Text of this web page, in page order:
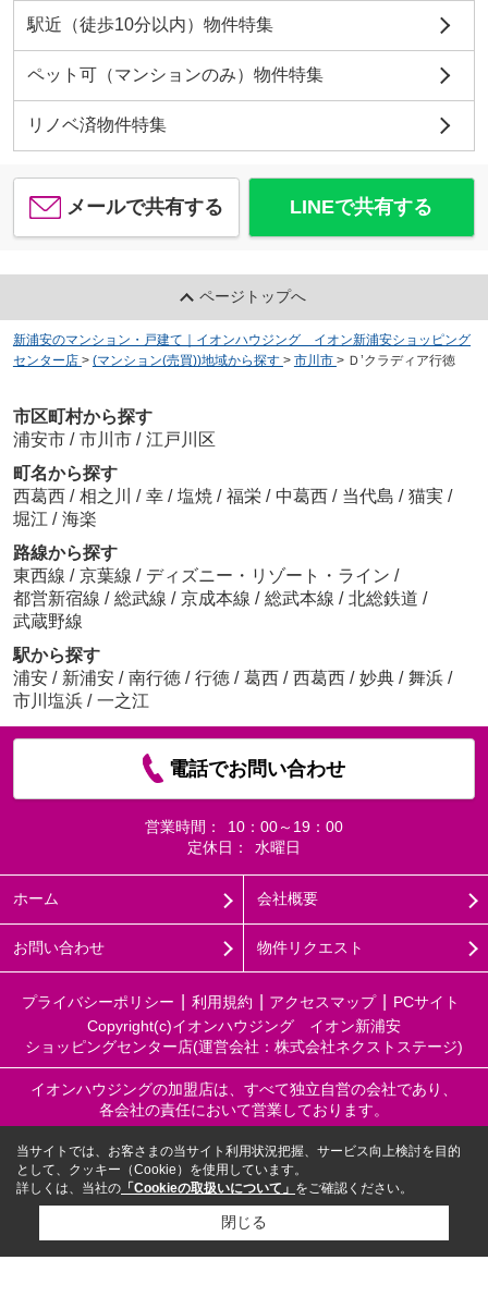
駅近（徒歩10分以内）物件特集
ペット可（マンションのみ）物件特集
リノベ済物件特集
メールで共有する LINEで共有する
ページトップへ
新浦安のマンション・戸建て｜イオンハウジング イオン新浦安ショッピング
センター店 > (マンション(売買))地域から探す > 市川市 > Ｄ’クラディア行徳
市区町村から探す
浦安市 / 市川市 / 江戸川区
町名から探す
西葛西 / 相之川 / 幸 / 塩焼 / 福栄 / 中葛西 / 当代島 / 猫実 /
堀江 / 海楽
路線から探す
東西線 / 京葉線 / ディズニー・リゾート・ライン /
都営新宿線 / 総武線 / 京成本線 / 総武本線 / 北総鉄道 /
武蔵野線
駅から探す
浦安 / 新浦安 / 南行徳 / 行徳 / 葛西 / 西葛西 / 妙典 / 舞浜 /
市川塩浜 / 一之江
電話でお問い合わせ
営業時間：
10：00～19：00
定休日：
水曜日
ホーム 会社概要
お問い合わせ 物件リクエスト
プライバシーポリシー 利用規約 アクセスマップ
PCサイト
Copyright(c)イオンハウジング イオン新浦安
ショッピングセンター店(運営会社：株式会社ネクストステージ)
イオンハウジングの加盟店は、すべて独立自営の会社であり、
各会社の責任において営業しております。
当サイトでは、お客さまの当サイト利用状況把握、サービス向上検討を目的
として、クッキー（Cookie）を使用しています。
詳しくは、当社の 「Cookieの取扱いについて」 をご確認ください。
閉じる